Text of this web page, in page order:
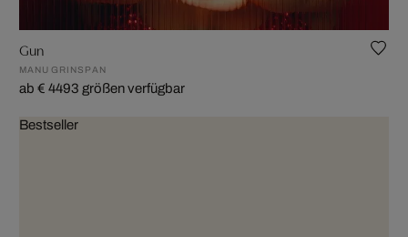
Gun
MANU GRINSPAN
ab € 4493 größen verfügbar
Bestseller